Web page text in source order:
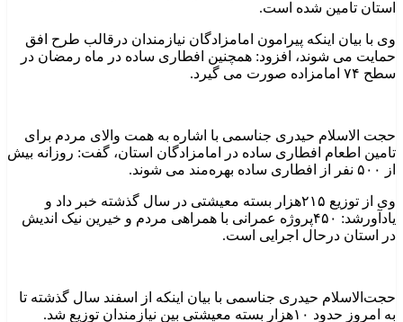
استان تامین شده است.
وی با بیان اینکه پیرامون امامزادگان نیازمندان درقالب طرح افق
حمایت می شوند، افزود: همچنین افطاری ساده در ماه رمضان در
سطح ۷۴ امامزاده صورت می گیرد.
حجت الاسلام حیدری جناسمی با اشاره به همت والای مردم برای
تامین اطعام افطاری ساده در امامزادگان استان، گفت: روزانه بیش
از ۵۰۰ نفر از افطاری ساده بهره‌مند می شوند.
وی از توزیع ۲۱۵هزار بسته معیشتی در سال گذشته خبر داد و
یادآورشد: ۴۵۰پروژه عمرانی با همراهی مردم و خیرین نیک اندیش
در استان درحال اجرایی است.
حجت‌الاسلام حیدری جناسمی با بیان اینکه از اسفند سال گذشته تا
به امروز حدود ۱۰هزار بسته معیشتی بین نیازمندان توزیع شد.